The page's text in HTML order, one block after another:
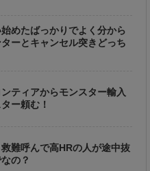
始めたばっかりでよく分から
ーとキャンセル突きどっち
ンティアからモンスター輸入
ー頼む！
救難呼んで高HRの人が途中抜
の？